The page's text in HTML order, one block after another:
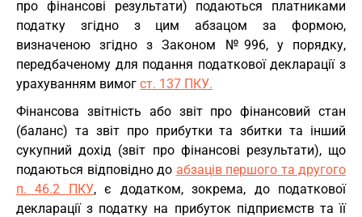
про фінансові результати) подаються платниками
податку згідно з цим абзацом за формою,
визначеною згідно з Законом №996, у порядку,
передбаченому для подання податкової декларації з
урахуванням вимог ст. 137 ПКУ.
Фінансова звітність або звіт про фінансовий стан
(баланс) та звіт про прибутки та збитки та інший
сукупний дохід (звіт про фінансові результати), що
подаються відповідно до абзаців першого та другого
п. 46.2 ПКУ, є додатком, зокрема, до податкової
декларації з податку на прибуток підприємств та її